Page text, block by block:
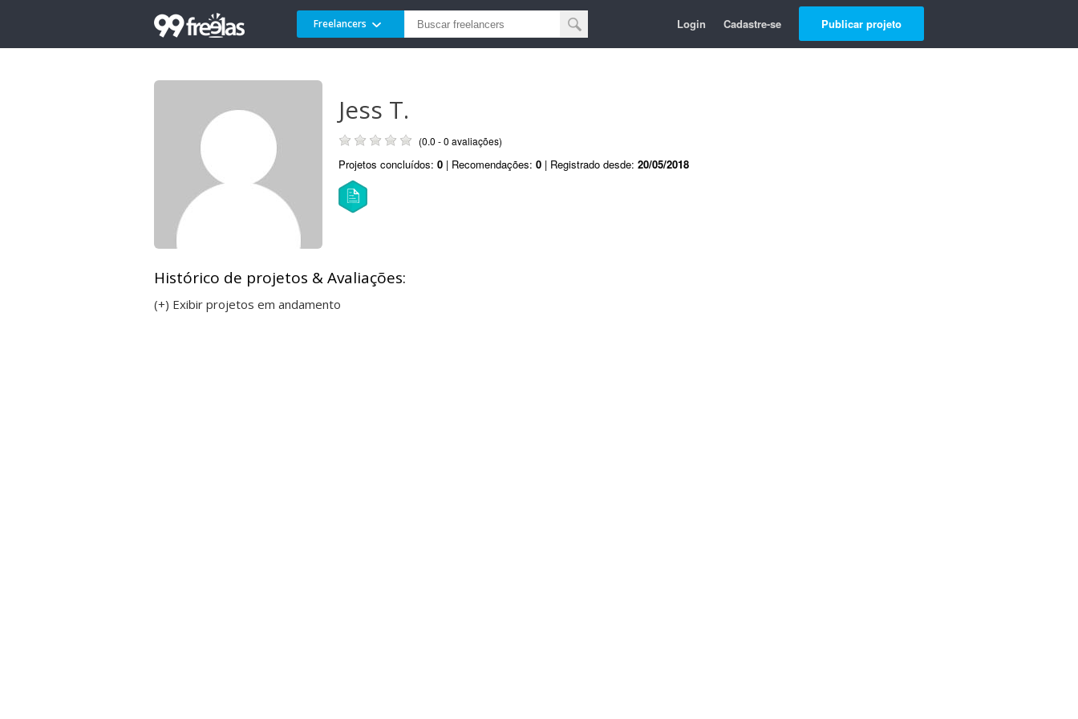
Freelancers Login Cadastre-se Publicar projeto
Jess T.
(0.0 - 0 avaliações)
Projetos concluídos: 0 | Recomendações: 0 | Registrado desde: 20/05/2018
Histórico de projetos & Avaliações:
(+) Exibir projetos em andamento